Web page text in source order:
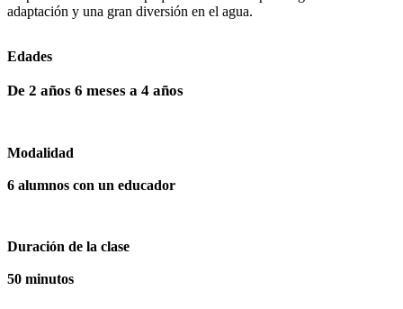
adaptación y una gran diversión en el agua.
Edades
De 2 años 6 meses a 4 años
Modalidad
6 alumnos con un educador
Duración de la clase
50 minutos